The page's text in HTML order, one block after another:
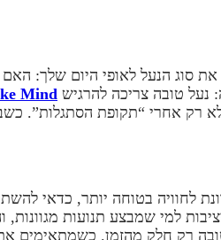
סוג הנעל לאופי היום שלך:
Mind
לחוויה בטוחה יותר, כדאי
למי שמבצע תנועות
רק חלק מהזמן. כשמתאימים את